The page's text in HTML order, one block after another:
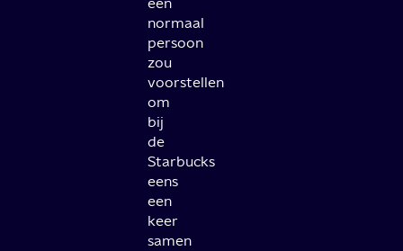
normaal
persoon
zou
voorstellen
om
bij
de
Starbucks
eens
een
keer
samen